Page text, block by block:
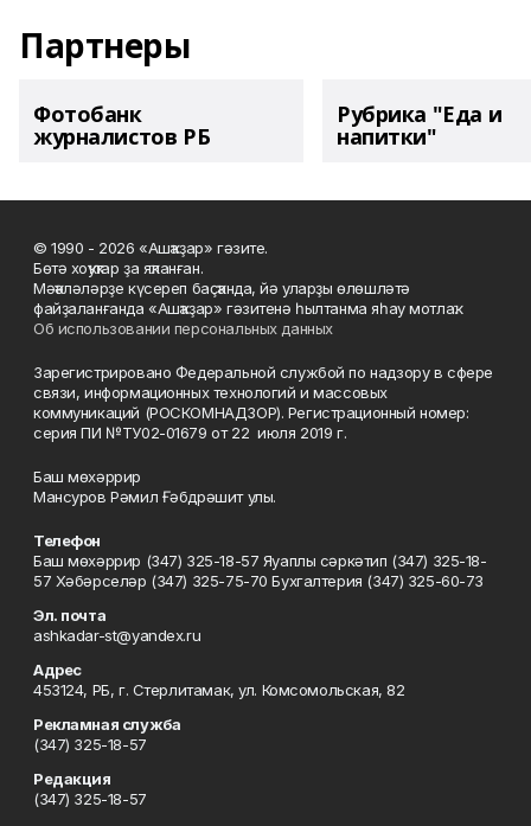
Партнеры
Фотобанк
журналистов РБ
Рубрика "Еда и
напитки"
© 1990 - 2026 «Ашҡаҙар» гәзите.
Бөтә хоҡуҡтар ҙа яҡланған.
Мәҡәләләрҙе күсереп баҫҡанда, йә уларҙы өлөшләтә
файҙаланғанда «Ашҡаҙар» гәзитенә һылтанма яһау мотлаҡ.
Об использовании персональных данных
Зарегистрировано Федеральной службой по надзору в сфере
связи, информационных технологий и массовых
коммуникаций (РОСКОМНАДЗОР). Регистрационный номер:
серия ПИ №ТУ02-01679 от 22 июля 2019 г.
Баш мөхәррир
Мансуров Рәмил Ғәбдрәшит улы.
Телефон
Баш мөхәррир (347) 325-18-57 Яуаплы сәркәтип (347) 325-18-
57 Хәбәрселәр (347) 325-75-70 Бухгалтерия (347) 325-60-73
Эл. почта
ashkadar-st@yandex.ru
Адрес
453124, РБ, г. Стерлитамак, ул. Комсомольская, 82
Рекламная служба
(347) 325-18-57
Редакция
(347) 325-18-57